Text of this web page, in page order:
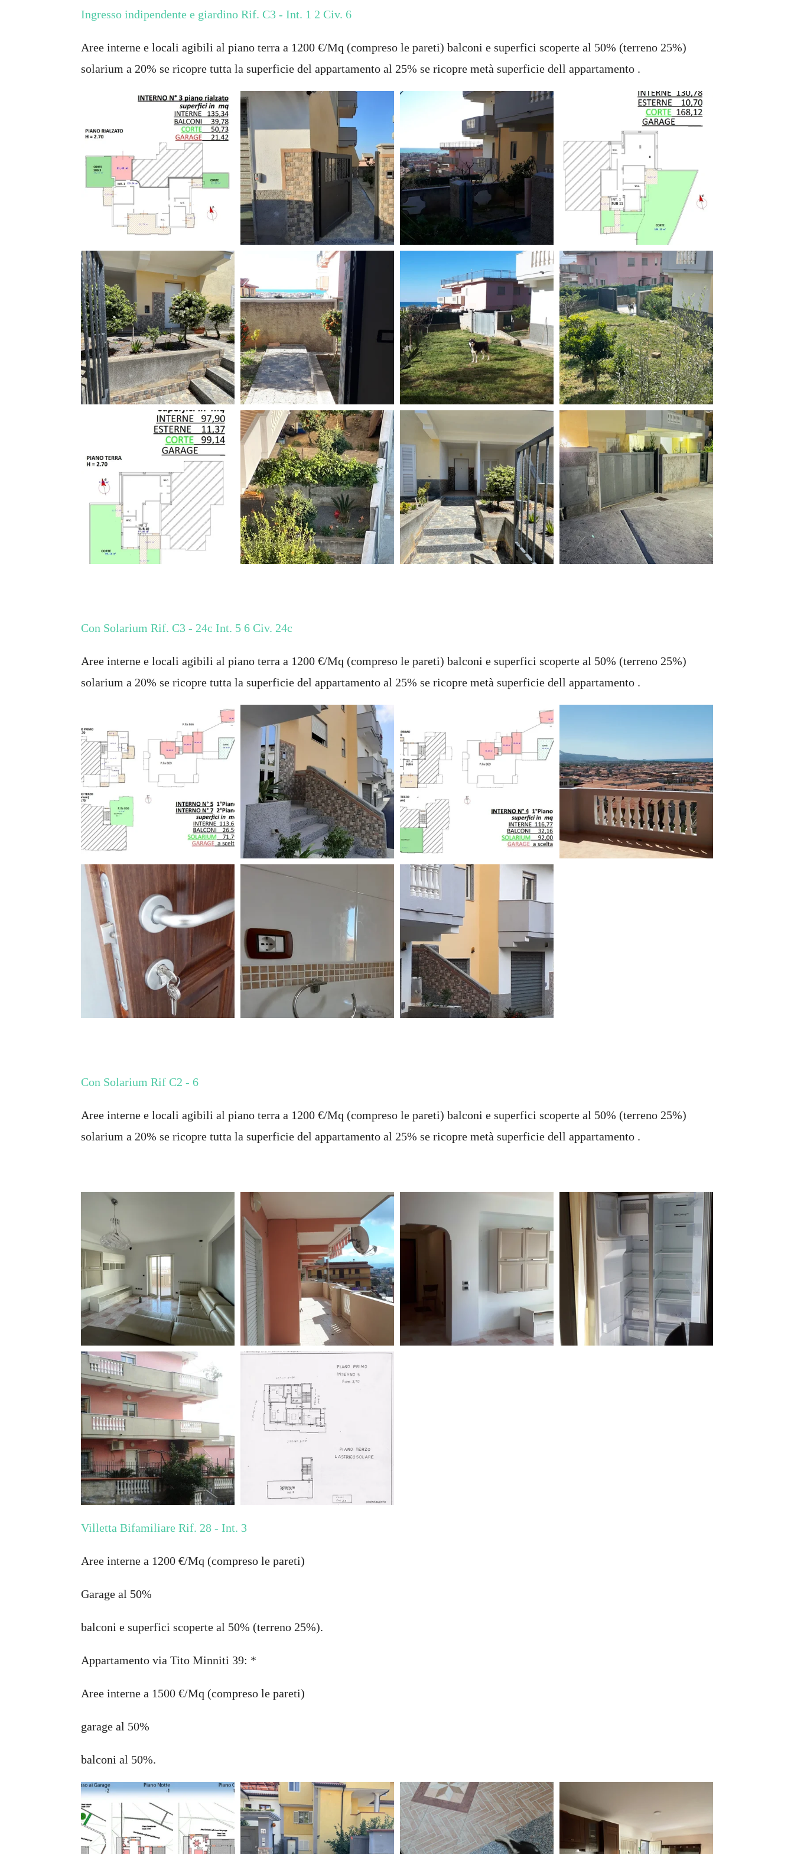
Ingresso indipendente e giardino Rif. C3 - Int. 1 2 Civ. 6
Aree interne e locali agibili al piano terra a 1200 €/Mq (compreso le pareti) balconi e superfici scoperte al 50% (terreno 25%)
solarium a 20% se ricopre tutta la superficie del appartamento al 25% se ricopre metà superficie dell appartamento .
Con Solarium Rif. C3 - 24c Int. 5 6 Civ. 24c
Aree interne e locali agibili al piano terra a 1200 €/Mq (compreso le pareti) balconi e superfici scoperte al 50% (terreno 25%)
solarium a 20% se ricopre tutta la superficie del appartamento al 25% se ricopre metà superficie dell appartamento .
Con Solarium Rif C2 - 6
Aree interne e locali agibili al piano terra a 1200 €/Mq (compreso le pareti) balconi e superfici scoperte al 50% (terreno 25%)
solarium a 20% se ricopre tutta la superficie del appartamento al 25% se ricopre metà superficie dell appartamento .
Villetta Bifamiliare Rif. 28 - Int. 3
Aree interne a 1200 €/Mq (compreso le pareti)
Garage al 50%
balconi e superfici scoperte al 50% (terreno 25%).
Appartamento via Tito Minniti 39: *
Aree interne a 1500 €/Mq (compreso le pareti)
garage al 50%
balconi al 50%.